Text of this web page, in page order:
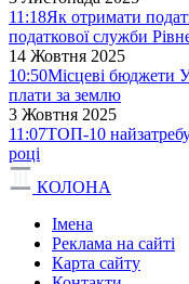
11:18Як отримати
податкової служби
14 Жовтня 2025
10:50Місцеві бюджети
плати за землю
3 Жовтня 2025
11:07ТОП-10
році
КОЛОНА
Імена
Реклама на сайті
Карта сайту